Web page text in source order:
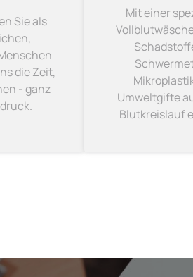
Sie als
die Zeit,
- ganz
Mit einer
Umweltgifte
Blutkreislauf